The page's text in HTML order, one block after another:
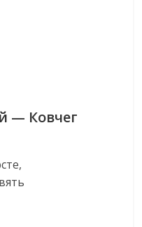
— Ковчег